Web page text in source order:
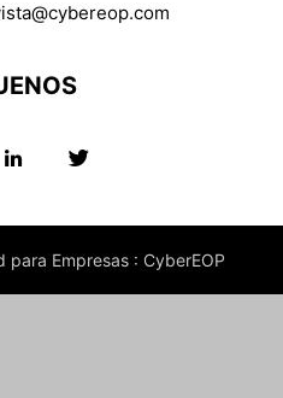
Empresas : CyberEOP